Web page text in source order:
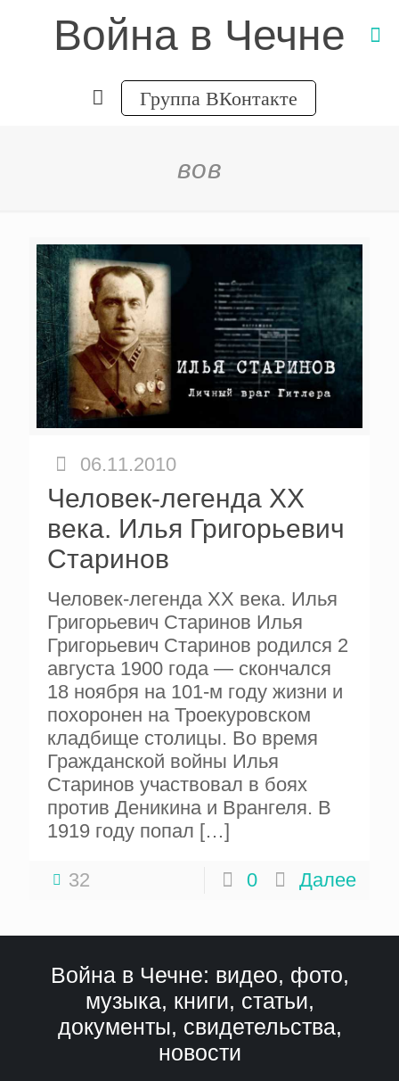
Война в Чечне
Группа ВКонтакте
вов
06.11.2010
Человек-легенда XX
века. Илья Григорьевич
Старинов
Человек-легенда XX века. Илья
Григорьевич Старинов Илья
Григорьевич Старинов родился 2
августа 1900 года — скончался
18 ноября на 101-м году жизни и
похоронен на Троекуровском
кладбище столицы. Во время
Гражданской войны Илья
Старинов участвовал в боях
против Деникина и Врангеля. В
1919 году попал […]
32 0 Далее
Война в Чечне: видео, фото,
музыка, книги, статьи,
документы, свидетельства,
новости